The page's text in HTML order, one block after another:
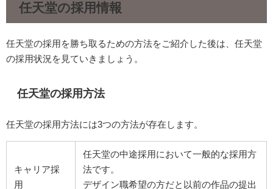
任天堂の採用情報
任天堂の採用を勝ち取るための方法をご紹介した後は、任天堂
の採用状況を見ていきましょう。
任天堂の採用方法
任天堂の採用方法には3つの方法が存在します。
キャリア採
用
任天堂の中途採用において一般的な採用方
法です。
デザイン職希望の方だと以前の作品の提出